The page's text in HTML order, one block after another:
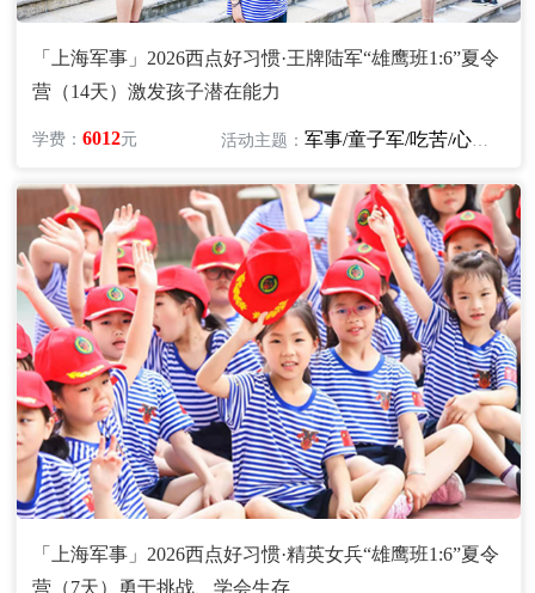
「上海军事」2026西点好习惯·王牌陆军“雄鹰班1:6”夏令
营（14天）激发孩子潜在能力
学费：6012元 活动主题：军事/童子军/吃苦/心智/励志
「上海军事」2026西点好习惯·精英女兵“雄鹰班1:6”夏令
营（7天）勇于挑战、学会生存